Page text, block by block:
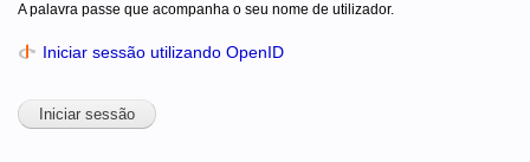
A palavra passe que acompanha o seu nome de utilizador.
Iniciar sessão utilizando OpenID